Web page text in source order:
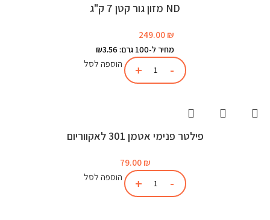
ND מזון גור קטן 7 ק"ג
249.00 ₪
מחיר ל-100 גרם: ₪3.56
הוספה לסל
פילטר פנימי אטמן 301 לאקווריום
79.00 ₪
הוספה לסל